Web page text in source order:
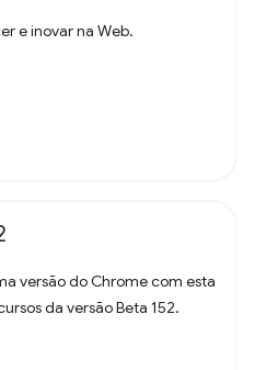
e inovar na Web.
versão do Chrome com esta
da versão Beta 152.